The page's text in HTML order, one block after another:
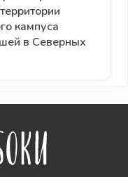
кампуса
в Северных